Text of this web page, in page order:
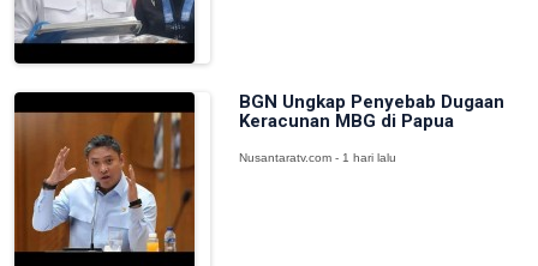
BGN Ungkap Penyebab Dugaan
Keracunan MBG di Papua
Nusantaratv.com - 1 hari lalu